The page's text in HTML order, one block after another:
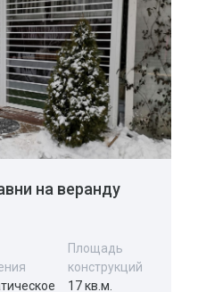
на веранду
Площадь
конструкций
17 кв.м.